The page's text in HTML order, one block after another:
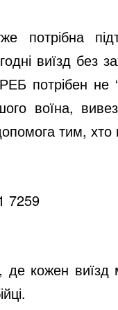
потрібна
виїзд без
РЕБ потрібен
воїна,
тим, хто
7259
кожен